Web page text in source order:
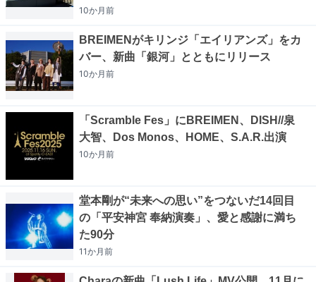
10か月前
BREIMENがキリンジ「エイリアンズ」をカ
バー、新曲「銀河」とともにリリース
10か月前
「Scramble Fes」にBREIMEN、DISH//泉
大智、Dos Monos、HOME、S.A.R.出演
10か月前
堂本剛が“未来への思い”をつないだ14回目
の「平安神宮 奉納演奏」、愛と感謝に満ち
た90分
11か月前